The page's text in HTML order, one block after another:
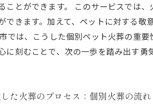
ことができます。 このサービスでは
できます。加えて、ペットに対する
では、こうした個別ペット火葬の重
に刻むことで、次の一歩を踏み出す勇
た火葬のプロセス：個別火葬の流れ